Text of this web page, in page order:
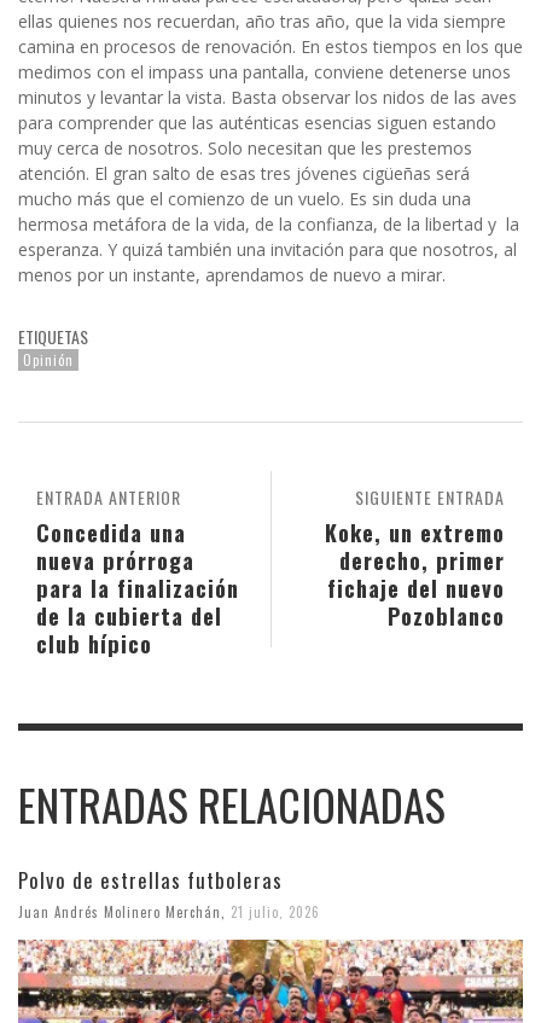
ellas quienes nos recuerdan, año tras año, que la vida siempre
camina en procesos de renovación. En estos tiempos en los que
medimos con el impass una pantalla, conviene detenerse unos
minutos y levantar la vista. Basta observar los nidos de las aves
para comprender que las auténticas esencias siguen estando
muy cerca de nosotros. Solo necesitan que les prestemos
atención. El gran salto de esas tres jóvenes cigüeñas será
mucho más que el comienzo de un vuelo. Es sin duda una
hermosa metáfora de la vida, de la confianza, de la libertad y la
esperanza. Y quizá también una invitación para que nosotros, al
menos por un instante, aprendamos de nuevo a mirar.
ETIQUETAS
Opinión
SIGUIENTE ENTRADA
Koke, un extremo
derecho, primer
fichaje del nuevo
Pozoblanco
ENTRADA ANTERIOR
Concedida una
nueva prórroga
para la finalización
de la cubierta del
club hípico
ENTRADAS RELACIONADAS
Polvo de estrellas futboleras
Juan Andrés Molinero Merchán 21 julio, 2026